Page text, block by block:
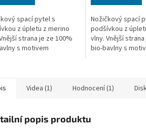
spací pytel s
z úpletu z merino
strana je ze 100%
s motivem
Nožičkový spací
podšívkou z
vlny. Vnější
bio-bavlny s
Videa (1) Hodnocení (1)
popis produktu